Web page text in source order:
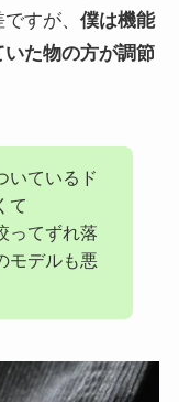
すが、 僕は機能
た物の方が調節
いているド
て
ってずれ落
モデルも悪